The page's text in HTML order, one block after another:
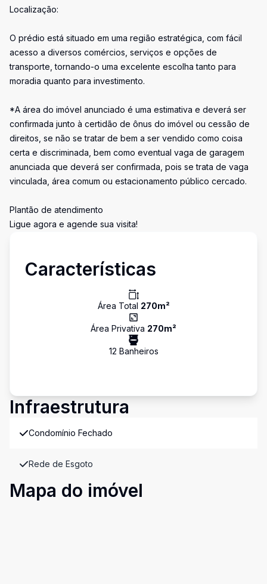
Localização:
O prédio está situado em uma região estratégica, com fácil
acesso a diversos comércios, serviços e opções de
transporte, tornando-o uma excelente escolha tanto para
moradia quanto para investimento.
*A área do imóvel anunciado é uma estimativa e deverá ser
confirmada junto à certidão de ônus do imóvel ou cessão de
direitos, se não se tratar de bem a ser vendido como coisa
certa e discriminada, bem como eventual vaga de garagem
anunciada que deverá ser confirmada, pois se trata de vaga
vinculada, área comum ou estacionamento público cercado.
Plantão de atendimento
Ligue agora e agende sua visita!
Características
Área Total 270m²
Área Privativa 270m²
12 Banheiros
Infraestrutura
Condomínio Fechado
Rede de Esgoto
Mapa do imóvel